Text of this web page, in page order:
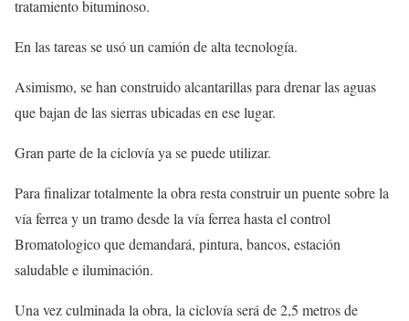
tratamiento bituminoso.
En las tareas se usó un camión de alta tecnología.
Asimismo, se han construido alcantarillas para drenar las aguas
que bajan de las sierras ubicadas en ese lugar.
Gran parte de la ciclovía ya se puede utilizar.
Para finalizar totalmente la obra resta construir un puente sobre la
vía ferrea y un tramo desde la vía ferrea hasta el control
Bromatologico que demandará, pintura, bancos, estación
saludable e iluminación.
Una vez culminada la obra, la ciclovía será de 2,5 metros de